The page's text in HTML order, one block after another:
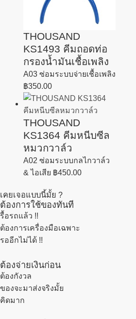
THOUSAND
KS1493 คีมถอดท่อ
กรองน้ำมันเชื้อเพลิง
A03 ซ่อมระบบจ่ายเชื้อเพลิง
฿350.00
THOUSAND
KS1364 คีมหนีบซีล
หมวกวาล์ว
A02 ซ่อมระบบกลไกวาล์ว
& ไอเสีย ฿450.00
เคยเจอแบบนี้มั้ย ?
ต้องการใช้ของทันที
รื้อรถแล้ว !!
ต้องการเครื่องมือเฉพาะ
รออีกไม่ได้ !!
ต้องจ่ายเงินก่อน
ต้องกังวล
ของจะมาส่งจริงมั้ย
คิดมาก